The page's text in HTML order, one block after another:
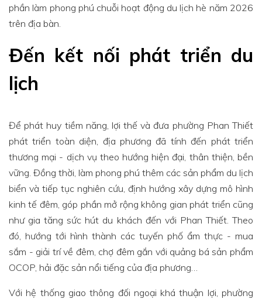
phần làm phong phú chuỗi hoạt động du lịch hè năm 2026
trên địa bàn.
Đến kết nối phát triển du
lịch
Để phát huy tiềm năng, lợi thế và đưa phường Phan Thiết
phát triển toàn diện, địa phương đã tính đến phát triển
thương mại - dịch vụ theo hướng hiện đại, thân thiện, bền
vững. Đồng thời, làm phong phú thêm các sản phẩm du lịch
biển và tiếp tục nghiên cứu, định hướng xây dựng mô hình
kinh tế đêm, góp phần mở rộng không gian phát triển cũng
như gia tăng sức hút du khách đến với Phan Thiết. Theo
đó, hướng tới hình thành các tuyến phố ẩm thực - mua
sắm - giải trí về đêm, chợ đêm gắn với quảng bá sản phẩm
OCOP, hải đặc sản nổi tiếng của địa phương…
Với hệ thống giao thông đối ngoại khá thuận lợi, phường